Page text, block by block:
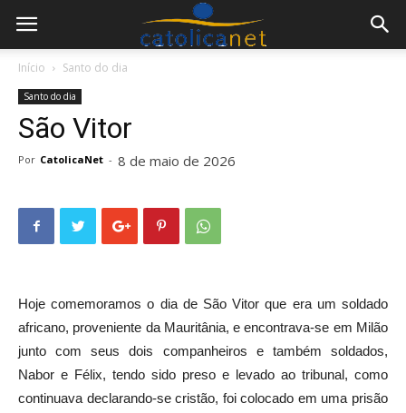
Início Santo do dia
Santo do dia
São Vitor
Por CatolicaNet - 8 de maio de 2026
Hoje comemoramos o dia de São Vitor que era um soldado
africano, proveniente da Mauritânia, e encontrava-se em Milão
junto com seus dois companheiros e também soldados,
Nabor e Félix, tendo sido preso e levado ao tribunal, como
continuava declarando-se cristão, foi colocado em uma prisão